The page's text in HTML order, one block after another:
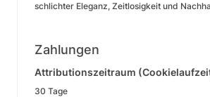
schlichter Eleganz, Zeitlosigkeit und
Zahlungen
Attributionszeitraum
30 Tage